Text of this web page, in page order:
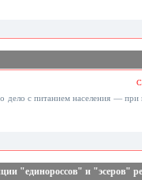
дело с питанием населения —
"единороссов" и "эсеров"